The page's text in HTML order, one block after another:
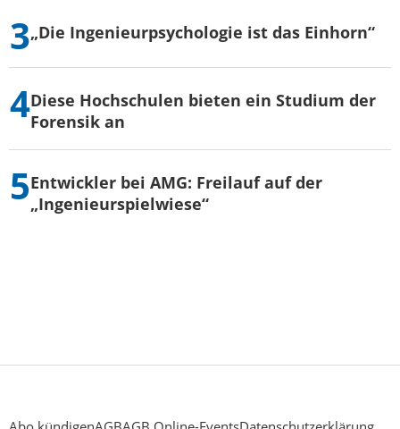
„Die Ingenieurpsychologie ist das Einhorn“
Diese Hochschulen bieten ein Studium der
Forensik an
Entwickler bei AMG: Freilauf auf der
„Ingenieurspielwiese“